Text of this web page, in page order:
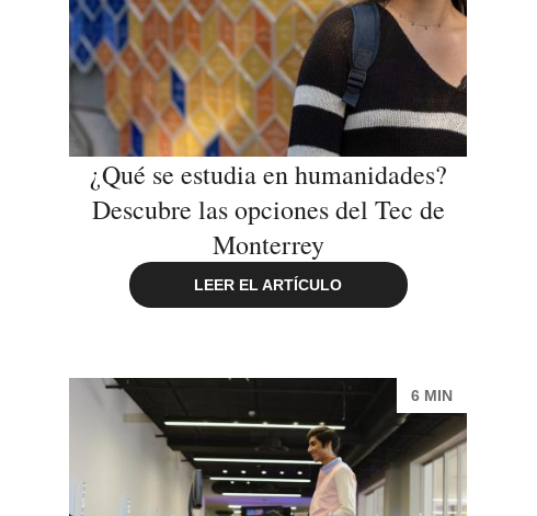
¿Qué se estudia en humanidades?
Descubre las opciones del Tec de
Monterrey
LEER EL ARTÍCULO
6 MIN